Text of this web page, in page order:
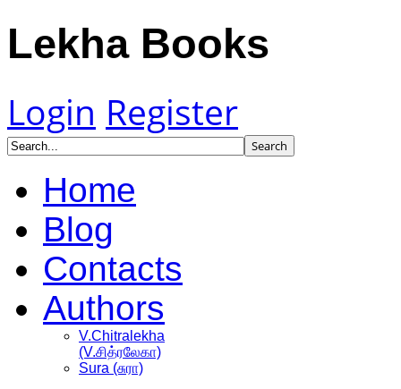
Lekha Books
Login Register
Home
Blog
Contacts
Authors
V.Chitralekha
(V.சித்ரலேகா)
Sura (சுரா)